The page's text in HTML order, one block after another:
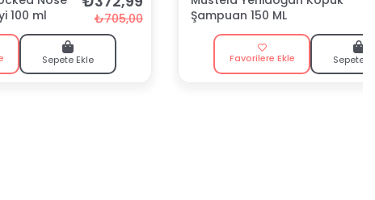
100 ml
₺705,00
Sepete Ekle
Şampuan 150 ML
Favorilere Ekle Sepete